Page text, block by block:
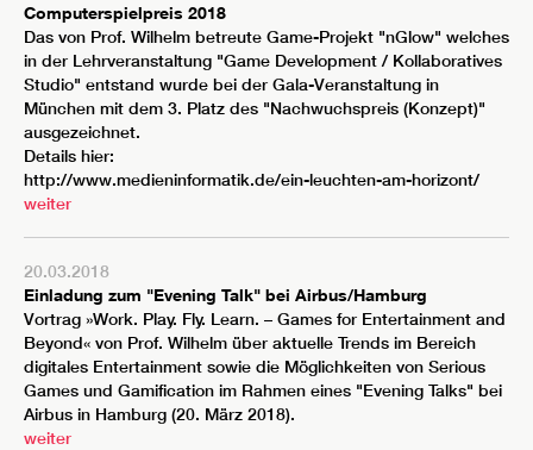
Computerspielpreis 2018
Das von Prof. Wilhelm betreute Game-Projekt "nGlow" welches
in der Lehrveranstaltung "Game Development / Kollaboratives
Studio" entstand wurde bei der Gala-Veranstaltung in
München mit dem 3. Platz des "Nachwuchspreis (Konzept)"
ausgezeichnet.
Details hier:
http://www.medieninformatik.de/ein-leuchten-am-horizont/
weiter
20.03.2018
Einladung zum "Evening Talk" bei Airbus/Hamburg
Vortrag »Work. Play. Fly. Learn. – Games for Entertainment and
Beyond« von Prof. Wilhelm über aktuelle Trends im Bereich
digitales Entertainment sowie die Möglichkeiten von Serious
Games und Gamification im Rahmen eines "Evening Talks" bei
Airbus in Hamburg (20. März 2018).
weiter